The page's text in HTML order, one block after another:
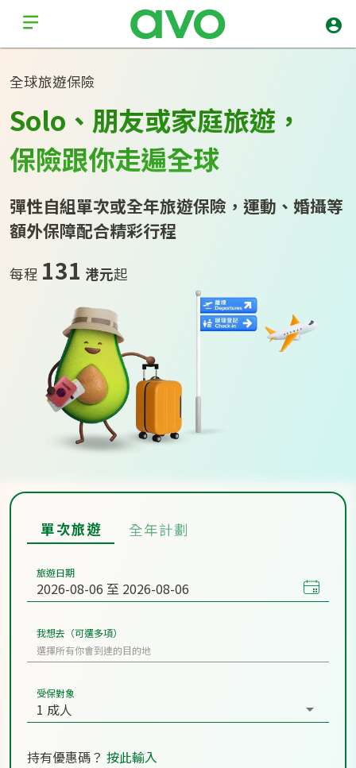
全球旅遊保險
Solo、朋友或家庭旅‍遊，
保‍‍險跟你走遍全‍球
彈性自組單次或全年旅遊保險，運動、婚攝等
額外保障配‍合精彩行程
每程 131 港元起
單次旅遊 全年計劃
旅遊日期
我想去（可選多項）
受保對象
持有優惠碼？ 按此輸入